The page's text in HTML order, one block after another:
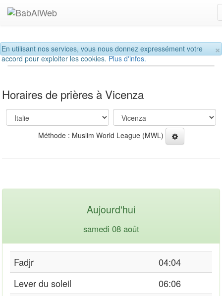
×
En utilisant nos services, vous nous donnez expressément votre
accord pour exploiter les cookies.Plus d'infos.
Horaires de prières à Vicenza
Méthode : Muslim World League (MWL)
Aujourd'hui
samedi 08 août
Fadjr
04:04
Lever du soleil
06:06